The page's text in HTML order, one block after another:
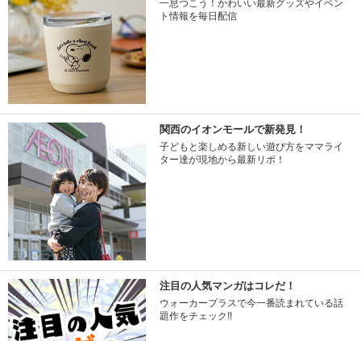
一息つこう！かわいい最新グッズやイベン
ト情報を毎日配信
関西のイオンモールで新発見！
子どもと楽しめる新しい遊び方をママライ
ター達が現地から最新リポ！
注目の人気マンガはコレだ！
ウォーカープラスで今一番読まれている話
題作をチェック!!